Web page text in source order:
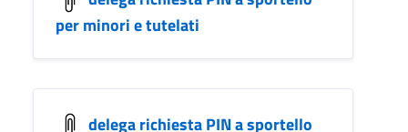
per minori e tutelati
delega richiesta PIN a sportello